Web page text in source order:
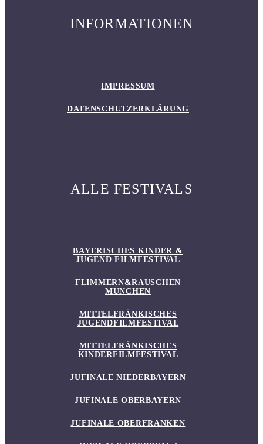
INFORMATIONEN
IMPRESSUM
DATENSCHUTZERKLÄRUNG
ALLE FESTIVALS
BAYERISCHES KINDER &
JUGEND FILMFESTIVAL
FLIMMERN&RAUSCHEN
MÜNCHEN
MITTELFRÄNKISCHES
JUGENDFILMFESTIVAL
MITTELFRÄNKISCHES
KINDERFILMFESTIVAL
JUFINALE NIEDERBAYERN
JUFINALE OBERBAYERN
JUFINALE OBERFRANKEN